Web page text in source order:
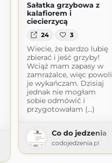
Sałatka grzybowa z
kalafiorem i
ciecierzycą
24 3
Wiecie, że bardzo lubię
zbierać i jeść grzyby!
Wciąż mam zapasy w
zamrażalce, więc powoli
je wykańczam. Dzisiaj
jednak nie mogłam
sobie odmówić i
przygotowałam (...)
Co do jedzenia
codojedzenia.pl